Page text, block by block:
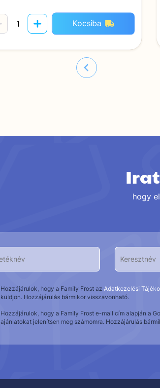
Kocsiba
hogy
Hozzájárulok, hogy a Family Frost az Adatkezelési
küldjön. Hozzájárulás bármikor visszavonható.
Hozzájárulok, hogy a Family Frost e-mail cím alapján a
ajánlatokat jelenítsen meg számomra. Hozzájárulás